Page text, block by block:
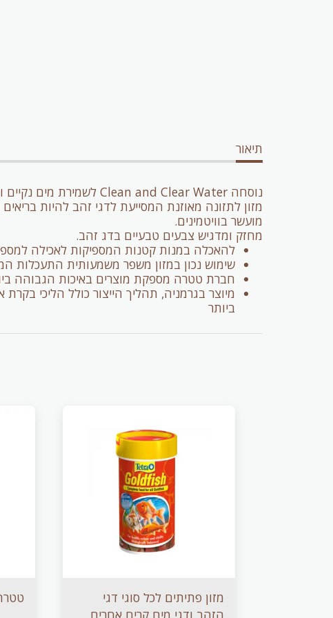
תיאור
נוסחה Clean and Clear Water לשמירת מים נקיים וצלולים ונוסחה BioActive*, פטנט רשום, המסייעת לדגים לחיות חיים ארוכים ובריאים.
מזון לתזונה מאוזנת המסייעת לדגי זהב להיות בריאים
מועשר בוויטמינים.
מחזק ומדגיש צבעים טבעיים בדג זהב.
להאכלה במנות קטנות המספיקות לאכילה
שימוש נכון במזון משפר משמעותית התעכלות
חברת טטרה מספקת מוצרים באיכות הגבוהה
מיוצר בגרמניה, תהליך הייצור כולל הליכי
ביותר
מזון פתיתים לכל סוגי דגי
הזהב ודגי מים קרים אחרים
טטרה